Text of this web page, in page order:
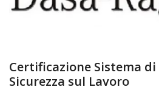
Certificazione Sistema
Sicurezza sul Lavoro